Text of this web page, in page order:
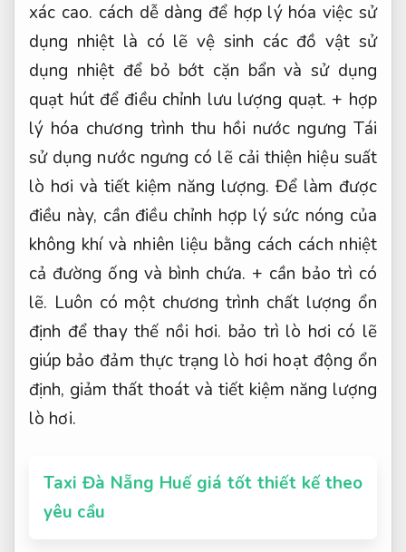
xác cao. cách dễ dàng để hợp lý hóa việc sử
dụng nhiệt là có lẽ vệ sinh các đồ vật sử
dụng nhiệt để bỏ bớt cặn bẩn và sử dụng
quạt hút để điều chỉnh lưu lượng quạt. + hợp
lý hóa chương trình thu hồi nước ngưng Tái
sử dụng nước ngưng có lẽ cải thiện hiệu suất
lò hơi và tiết kiệm năng lượng. Để làm được
điều này, cần điều chỉnh hợp lý sức nóng của
không khí và nhiên liệu bằng cách cách nhiệt
cả đường ống và bình chứa. + cần bảo trì có
lẽ. Luôn có một chương trình chất lượng ổn
định để thay thế nồi hơi. bảo trì lò hơi có lẽ
giúp bảo đảm thực trạng lò hơi hoạt động ổn
định, giảm thất thoát và tiết kiệm năng lượng
lò hơi.
Taxi Đà Nẵng Huế giá tốt thiết kế theo
yêu cầu